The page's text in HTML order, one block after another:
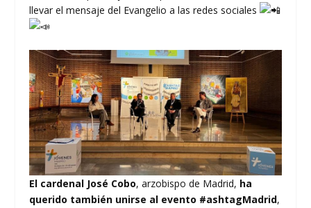
llevar el mensaje del Evangelio a las redes sociales
El cardenal José Cobo, arzobispo de Madrid, ha
querido también unirse al evento #ashtagMadrid,